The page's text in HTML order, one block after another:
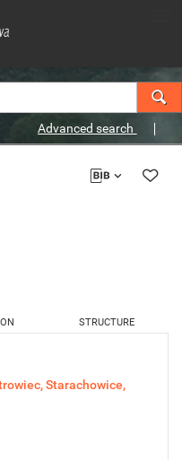
Advanced search
STRUCTURE
Starachowice,